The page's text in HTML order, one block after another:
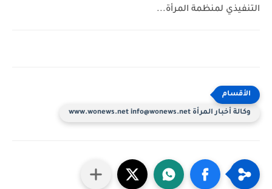
التنفيذي لمنظمة المرأة...
وكالة أخبار المرأة www.wonews.net info@wonews.net